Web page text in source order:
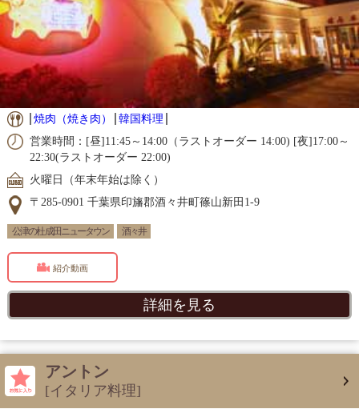
焼肉（焼き肉）
韓国料理
営業時間：[昼]11:45～14:00（ラストオーダー 14:00) [夜]17:00～
22:30(ラストオーダー 22:00)
火曜日（年末年始は除く）
〒285-0901 千葉県印旛郡酒々井町篠山新田1-9
公津の杜 成田ニュータウン 酒々井
紹介動画
詳細を見る
アントン
[イタリア料理]